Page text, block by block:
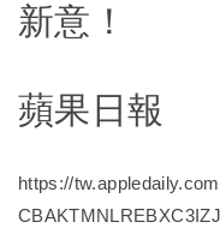
新意！
蘋果日報
https://